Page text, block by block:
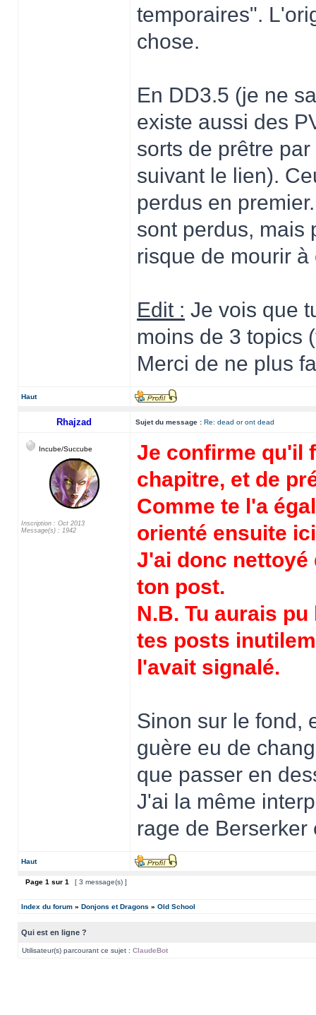
temporaires".
chose.
En DD3.5 (je ne
existe aussi des
sorts de prêtre
suivant le lien).
perdus en
sont perdus, mais
risque de mourir
Edit : Je vois que
moins de 3 topics
Merci de ne plus
Haut
Rhajzad Sujet du message : Re: dead or ont dead
Incube/Succube
Inscription : Oct 2013
Message(s) : 1942
Je confirme qu'il
chapitre, et de
Comme te l'a
orienté ensuite
J'ai donc nettoyé
ton post.
N.B. Tu aurais
tes posts
l'avait signalé.
Sinon sur le fond,
guère eu de
que passer en
J'ai la même
rage de Berserker
Haut
Page 1 sur 1 [ 3 message(s) ]
Index du forum » Donjons et Dragons » Old School
Qui est en ligne ?
Utilisateur(s) parcourant ce sujet : ClaudeBot